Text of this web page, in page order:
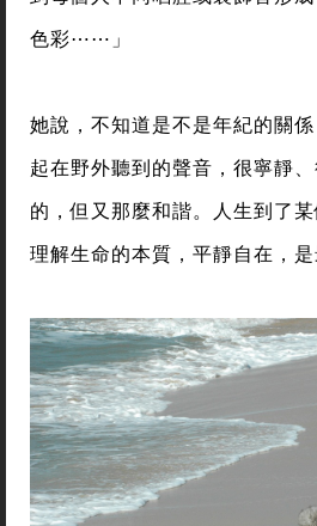
色彩⋯⋯」
她說，不知道是不是年紀的關
起在野外聽到的聲音，很寧靜
的，但又那麼和諧。人生到了
理解生命的本質，平靜自在，是